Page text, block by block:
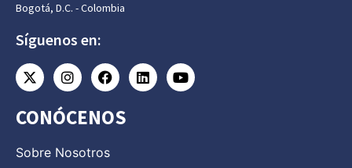
Bogotá, D.C. - Colombia
Síguenos en:
CONÓCENOS
Sobre Nosotros